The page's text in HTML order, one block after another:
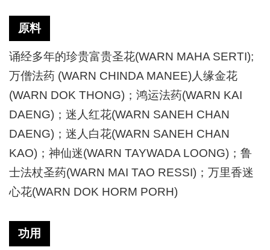
原料
诵经多年的珍贵富贵圣花(WARN MAHA SERTI);
万僧法药 (WARN CHINDA MANEE)人缘金花
(WARN DOK THONG)；鸿运法药(WARN KAI
DAENG)；迷人红花(WARN SANEH CHAN
DAENG)；迷人白花(WARN SANEH CHAN
KAO)；神仙迷(WARN TAYWADA LOONG)；鲁
士法杖圣药(WARN MAI TAO RESSI)；万里香迷
心花(WARN DOK HORM PORH)
功用